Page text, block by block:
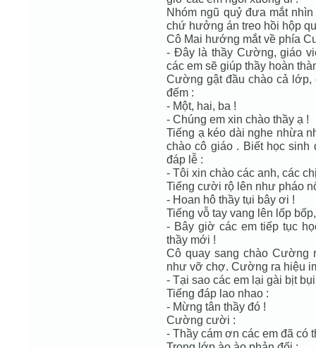
Nhóm ngũ quỷ đưa mắt
chứ hưởng án treo hồi hộp
Cô Mai hướng mắt về phía
- Đây là thầy Cường, giáo
các em sẽ giúp thầy hoàn
Cường gật đầu chào cả
đếm :
- Một, hai, ba !
- Chúng em xin chào thầy ạ !
Tiếng ạ kéo dài nghe nhừa
chào cô giáo . Biết học sinh
đáp lễ :
- Tôi xin chào các anh, các
Tiếng cười rộ lên như pháo
- Hoan hô thầy tụi bây ơi !
Tiếng vỗ tay vang lên lốp
- Bây giờ các em tiếp tục
thầy mới !
Cô quay sang chào Cường
như vỡ chợ. Cường ra hiệu
- Tại sao các em lại gài bịt
Tiếng đáp lao nhao :
- Mừng tân thầy đó !
Cường cười :
- Thầy cám ơn các em đã có